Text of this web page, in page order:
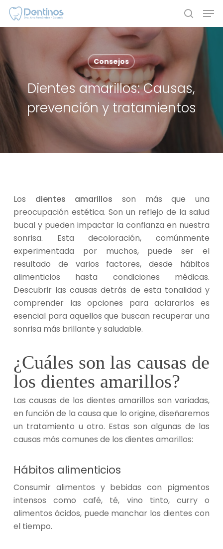
Skip
Consejos
Dientes amarillos: Causas,
prevención y tratamientos
Los dientes amarillos son más que una
preocupación estética. Son un reflejo de la salud
bucal y pueden impactar la confianza en nuestra
sonrisa. Esta decoloración, comúnmente
experimentada por muchos, puede ser el
resultado de varios factores, desde hábitos
alimenticios hasta condiciones médicas.
Descubrir las causas detrás de esta tonalidad y
comprender las opciones para aclararlos es
esencial para aquellos que buscan recuperar una
sonrisa más brillante y saludable.
¿Cuáles son las causas de
los dientes amarillos?
Las causas de los dientes amarillos son variadas,
en función de la causa que lo origine, diseñaremos
un tratamiento u otro. Estas son algunas de las
causas más comunes de los dientes amarillos:
Hábitos alimenticios
Consumir alimentos y bebidas con pigmentos
intensos como café, té, vino tinto, curry o
alimentos ácidos, puede manchar los dientes con
el tiempo.